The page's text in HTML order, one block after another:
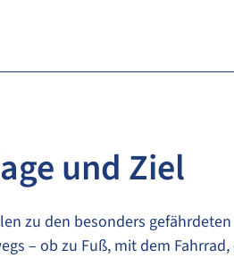
und Ziel
zu den besonders
– ob zu Fuß, mit dem